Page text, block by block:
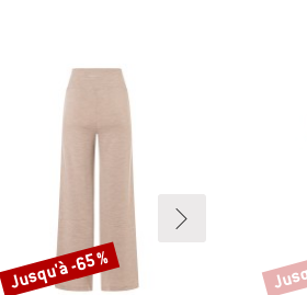
Remise
Jusqu'à -65 %